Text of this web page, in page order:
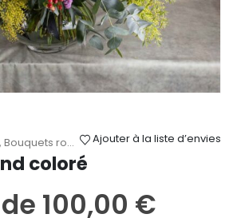
Ajouter à la liste d’envies
, Bouquets ronds ,Fête des Mères,
coloré
100,00 €